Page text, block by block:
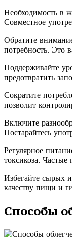
Необходимость в
Совместное
Обратите
потребность. Это
Поддерживайте
предотвратить
Сократите
позволит
Включите
Постарайтесь
Регулярное
токсикоза.
Избегайте сырых
качеству пищи и
Способы